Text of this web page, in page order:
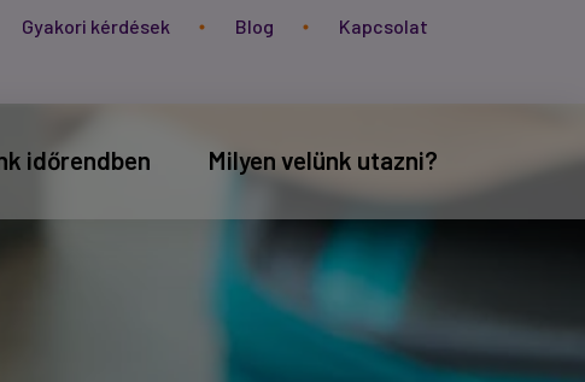
Gyakori kérdések Blog Kapcsolat
időrendben Milyen velünk utazni?